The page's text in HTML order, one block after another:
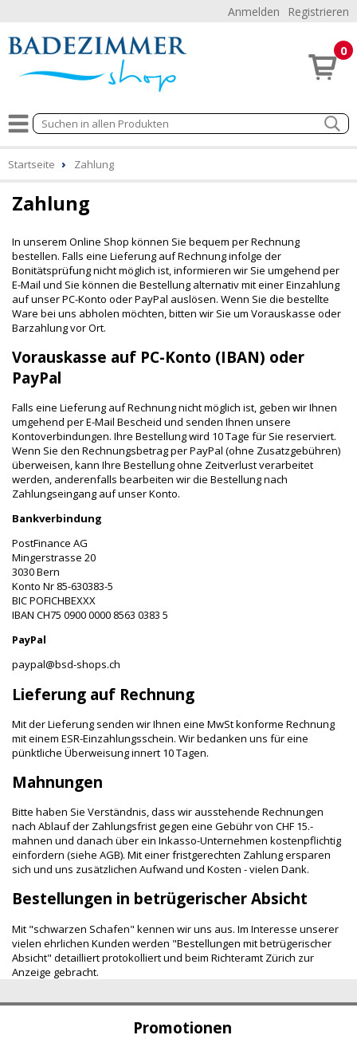
Anmelden Registrieren
0
Promotionen
Startseite Zahlung
Zahlung
In unserem Online Shop können Sie bequem per Rechnung
bestellen. Falls eine Lieferung auf Rechnung infolge der
Bonitätsprüfung nicht möglich ist, informieren wir Sie umgehend per
E-Mail und Sie können die Bestellung alternativ mit einer Einzahlung
auf unser PC-Konto oder PayPal auslösen. Wenn Sie die bestellte
Ware bei uns abholen möchten, bitten wir Sie um Vorauskasse oder
Barzahlung vor Ort.
Vorauskasse auf PC-Konto (IBAN) oder
PayPal
Falls eine Lieferung auf Rechnung nicht möglich ist, geben wir Ihnen
umgehend per E-Mail Bescheid und senden Ihnen unsere
Kontoverbindungen. Ihre Bestellung wird 10 Tage für Sie reserviert.
Wenn Sie den Rechnungsbetrag per PayPal (ohne Zusatzgebühren)
überweisen, kann Ihre Bestellung ohne Zeitverlust verarbeitet
werden, anderenfalls bearbeiten wir die Bestellung nach
Zahlungseingang auf unser Konto.
Bankverbindung
PostFinance AG
Mingerstrasse 20
3030 Bern
Konto Nr 85-630383-5
BIC POFICHBEXXX
IBAN CH75 0900 0000 8563 0383 5
PayPal
paypal@bsd-shops.ch
Lieferung auf Rechnung
Mit der Lieferung senden wir Ihnen eine MwSt konforme Rechnung
mit einem ESR-Einzahlungsschein. Wir bedanken uns für eine
pünktliche Überweisung innert 10 Tagen.
Mahnungen
Bitte haben Sie Verständnis, dass wir ausstehende Rechnungen
nach Ablauf der Zahlungsfrist gegen eine Gebühr von CHF 15.-
mahnen und danach über ein Inkasso-Unternehmen kostenpflichtig
einfordern (siehe AGB). Mit einer fristgerechten Zahlung ersparen
sich und uns zusätzlichen Aufwand und Kosten - vielen Dank.
Bestellungen in betrügerischer Absicht
Mit "schwarzen Schafen" kennen wir uns aus. Im Interesse unserer
vielen ehrlichen Kunden werden "Bestellungen mit betrügerischer
Absicht" detailliert protokolliert und beim Richteramt Zürich zur
Anzeige gebracht.